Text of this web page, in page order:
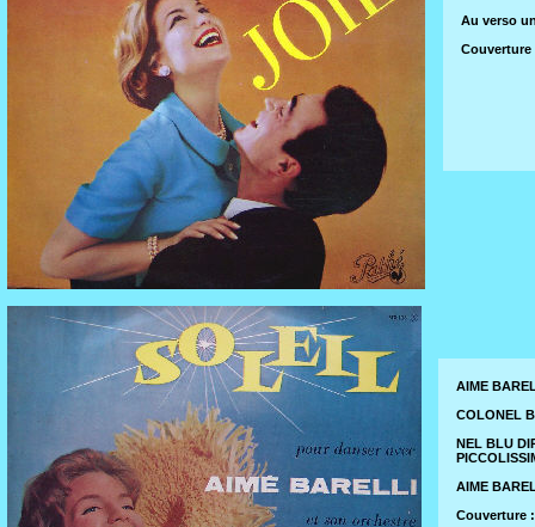
Au verso
Couverture
AIME
COLONEL
NEL BLU
AIME
Couverture